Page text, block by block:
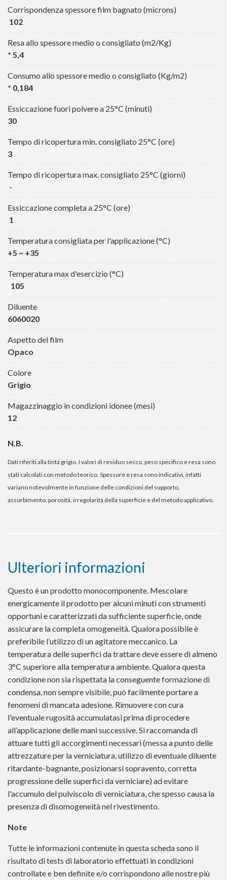
Corrispondenza spessore film bagnato (microns)
102
Resa allo spessore medio o consigliato (m2/Kg)
* 5,4
Consumo allo spessore medio o consigliato (Kg/m2)
* 0,184
Essiccazione fuori polvere a 25°C (minuti)
30
Tempo di ricopertura min. consigliato 25°C (ore)
3
Tempo di ricopertura max. consigliato 25°C (giorni)
-
Essiccazione completa a 25°C (ore)
1
Temperatura consigliata per l'applicazione (°C)
+5 ~ +35
Temperatura max d'esercizio (°C)
105
Diluente
6060020
Aspetto del film
Opaco
Colore
Grigio
Magazzinaggio in condizioni idonee (mesi)
12
N.B.
Dati riferiti alla tinta grigio. I valori di residuo secco, peso specifico e resa sono
stati calcolati con metodo teorico. Spessore e resa sono indicativi, infatti
variano notevolmente in funzione delle condizioni del supporto,
assorbimento, porosità, irregolarità della superficie e del metodo applicativo.
Ulteriori informazioni
Questo è un prodotto monocomponente. Mescolare
energicamente il prodotto per alcuni minuti con strumenti
opportuni e caratterizzati da sufficiente superficie, onde
assicurare la completa omogeneità. Qualora possibile è
preferibile l’utilizzo di un agitatore meccanico. La
temperatura delle superfici da trattare deve essere di almeno
3°C superiore alla temperatura ambiente. Qualora questa
condizione non sia rispettata la conseguente formazione di
condensa, non sempre visibile, può facilmente portare a
fenomeni di mancata adesione. Rimuovere con cura
l'eventuale rugosità accumulatasi prima di procedere
all’applicazione delle mani successive. Si raccomanda di
attuare tutti gli accorgimenti necessari (messa a punto delle
attrezzature per la verniciatura, utilizzo di eventuale diluente
ritardante-bagnante, posizionarsi sopravento, corretta
progressione delle superfici da verniciare) ad evitare
l'accumulo del pulviscolo di verniciatura, che spesso causa la
presenza di disomogeneità nel rivestimento.
Note
Tutte le informazioni contenute in questa scheda sono il
risultato di tests di laboratorio effettuati in condizioni
controllate e ben definite e/o corrispondono alle nostre più